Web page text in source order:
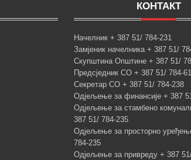
КОНТАКТ
Начелник + 387 51/ 784-231
Замјеник начелника + 387 51/
Скупштина Општине + 387 51/
Предсједник СО + 387 51/ 784-
Секретар СО + 387 51/ 784-238
Одјељење за финансије + 387
Одјељење за стамбено
387 51/ 784-235
Одјељење за просторно
784-235
Одјељење за привреду + 387